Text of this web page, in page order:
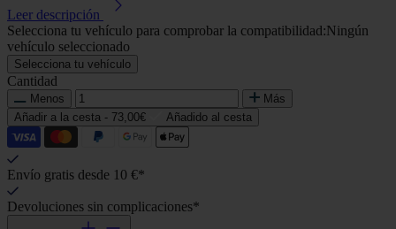
Leer descripción
Selecciona tu vehículo para comprobar la compatibilidad:Ningún
vehículo seleccionado
Selecciona tu vehículo
Cantidad
Menos
Más
Añadir a la cesta - 73,00€ Añadido al cesta
Envío gratis desde 10 €*
Devoluciones sin complicaciones*